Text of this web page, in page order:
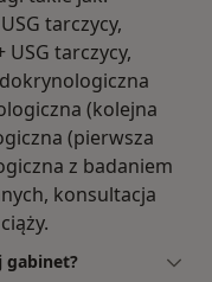
tarczycy,
tarczycy,
(kolejna
(pierwsza
z badaniem
konsultacja
gabinet?